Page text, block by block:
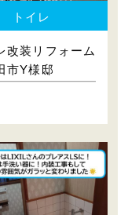
トイレ
改装リフォーム
市Y様邸